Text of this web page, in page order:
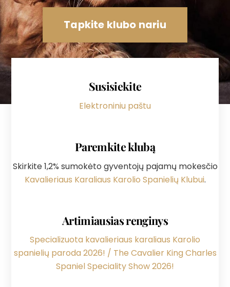
Tapkite klubo nariu
Susisiekite
Elektroniniu paštu
Paremkite klubą
Skirkite 1,2% sumokėto gyventojų pajamų mokesčio
Kavalieriaus Karaliaus Karolio Spanielių Klubui.
Artimiausias renginys
Specializuota kavalieriaus karaliaus Karolio
spanielių paroda 2026! / The Cavalier King Charles
Spaniel Speciality Show 2026!